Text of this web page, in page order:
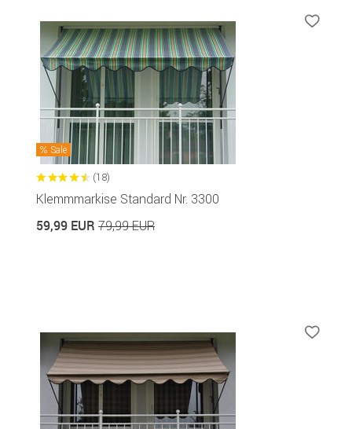
Sale
(18)
Klemmmarkise Standard Nr. 3300
59,99 EUR 79,99 EUR